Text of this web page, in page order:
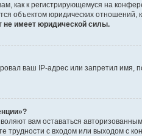
как к регистрирующемуся на
объектом юридических отношений,
не имеет юридической силы.
ваш IP-адрес или запретил имя,
вам оставаться
трудности с входом или выходом с